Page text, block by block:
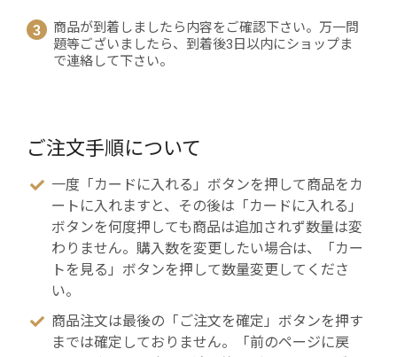
商品が到着しましたら内容をご確認下さい。万一問
題等ございましたら、到着後3日以内にショップま
で連絡して下さい。
ご注文手順について
一度「カードに入れる」ボタンを押して商品をカ
ートに入れますと、その後は「カードに入れる」
ボタンを何度押しても商品は追加されず数量は変
わりません。購入数を変更したい場合は、「カー
トを見る」ボタンを押して数量変更してくださ
い。
商品注文は最後の「ご注文を確定」ボタンを押す
までは確定しておりません。「前のページに戻